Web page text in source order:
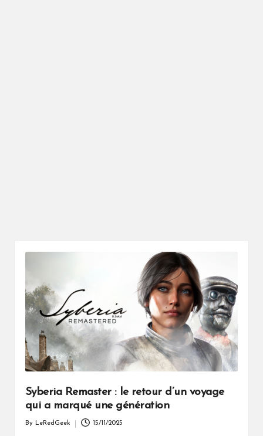
Syberia Remaster : le retour d’un voyage
qui a marqué une génération
By LeRedGeek 15/11/2025